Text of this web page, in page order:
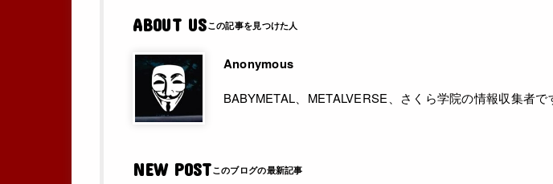
ABOUT US
Anonymous
BABYMETAL、METALVERSE、さくら学院の情報収集者で
NEW POST